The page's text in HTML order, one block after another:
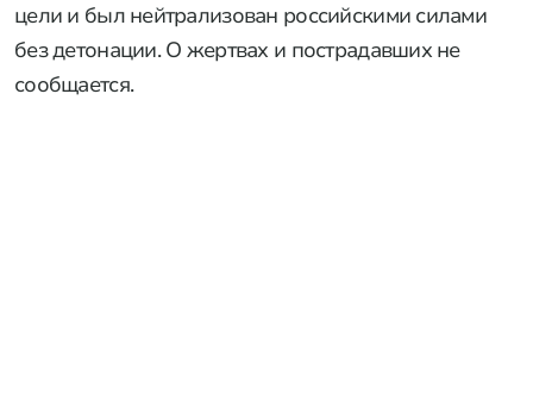
цели и был нейтрализован российскими силами
без детонации. О жертвах и пострадавших не
сообщается.